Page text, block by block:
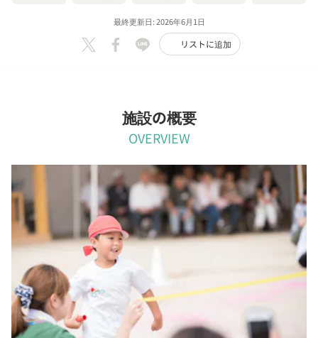
最終更新日: 2026年6月1日
リストに追加
施設の概要
OVERVIEW